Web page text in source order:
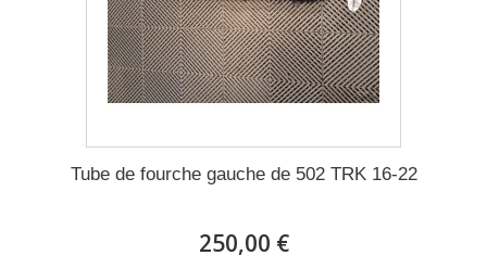
Tube de fourche gauche de 502 TRK 16-22
250,00 €